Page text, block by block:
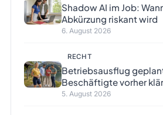
Shadow AI im Job:
Abkürzung riskant wird
6. August 2026
RECHT
Betriebsausflug
Beschäftigte vorher
5. August 2026